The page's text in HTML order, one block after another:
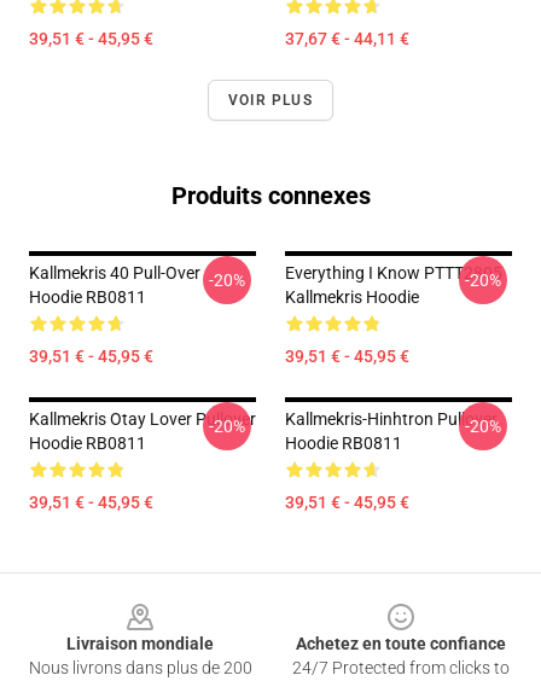
39,51 € - 45,95 € 37,67 € - 44,11 €
VOIR PLUS
Produits connexes
Kallmekris 40 Pull-Over
Hoodie RB0811
39,51 € - 45,95 €
-20%
Everything I Know PTTT2805
Kallmekris Hoodie
39,51 € - 45,95 €
-20%
Kallmekris Otay Lover Pullover
Hoodie RB0811
39,51 € - 45,95 €
-20%
Kallmekris-Hinhtron Pullover
Hoodie RB0811
39,51 € - 45,95 €
-20%
Livraison mondiale
Nous livrons dans plus de 200
Achetez en toute confiance
24/7 Protected from clicks to